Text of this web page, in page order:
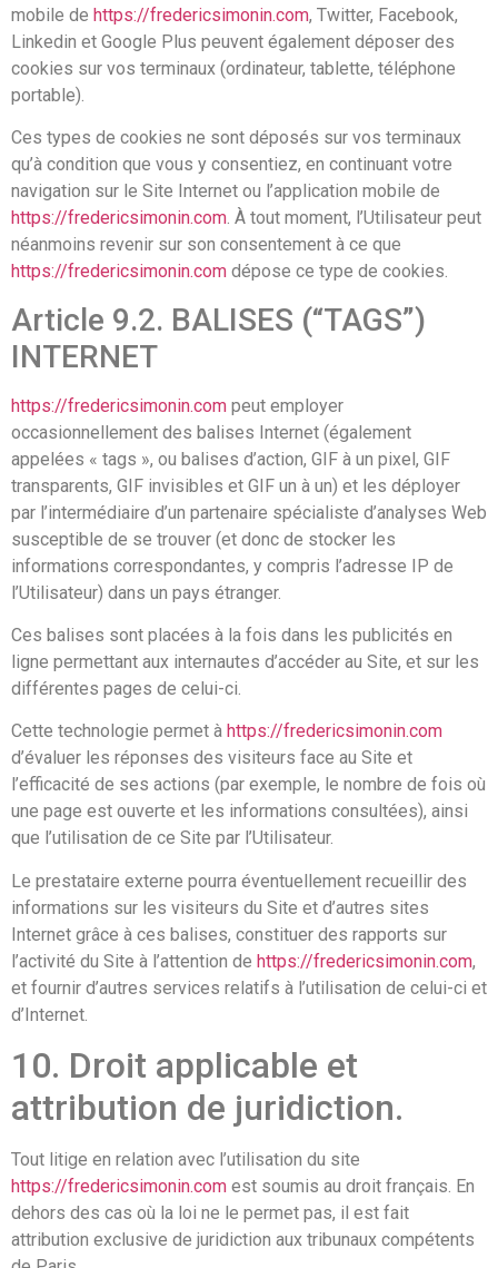
mobile de https://fredericsimonin.com, Twitter, Facebook,
Linkedin et Google Plus peuvent également déposer des
cookies sur vos terminaux (ordinateur, tablette, téléphone
portable).
Ces types de cookies ne sont déposés sur vos terminaux
qu’à condition que vous y consentiez, en continuant votre
navigation sur le Site Internet ou l’application mobile de
https://fredericsimonin.com. À tout moment, l’Utilisateur peut
néanmoins revenir sur son consentement à ce que
https://fredericsimonin.com dépose ce type de cookies.
Article 9.2. BALISES (“TAGS”)
INTERNET
https://fredericsimonin.com peut employer
occasionnellement des balises Internet (également
appelées « tags », ou balises d’action, GIF à un pixel, GIF
transparents, GIF invisibles et GIF un à un) et les déployer
par l’intermédiaire d’un partenaire spécialiste d’analyses Web
susceptible de se trouver (et donc de stocker les
informations correspondantes, y compris l’adresse IP de
l’Utilisateur) dans un pays étranger.
Ces balises sont placées à la fois dans les publicités en
ligne permettant aux internautes d’accéder au Site, et sur les
différentes pages de celui-ci.
Cette technologie permet à https://fredericsimonin.com
d’évaluer les réponses des visiteurs face au Site et
l’efficacité de ses actions (par exemple, le nombre de fois où
une page est ouverte et les informations consultées), ainsi
que l’utilisation de ce Site par l’Utilisateur.
Le prestataire externe pourra éventuellement recueillir des
informations sur les visiteurs du Site et d’autres sites
Internet grâce à ces balises, constituer des rapports sur
l’activité du Site à l’attention de https://fredericsimonin.com,
et fournir d’autres services relatifs à l’utilisation de celui-ci et
d’Internet.
10. Droit applicable et
attribution de juridiction.
Tout litige en relation avec l’utilisation du site
https://fredericsimonin.com est soumis au droit français. En
dehors des cas où la loi ne le permet pas, il est fait
attribution exclusive de juridiction aux tribunaux compétents